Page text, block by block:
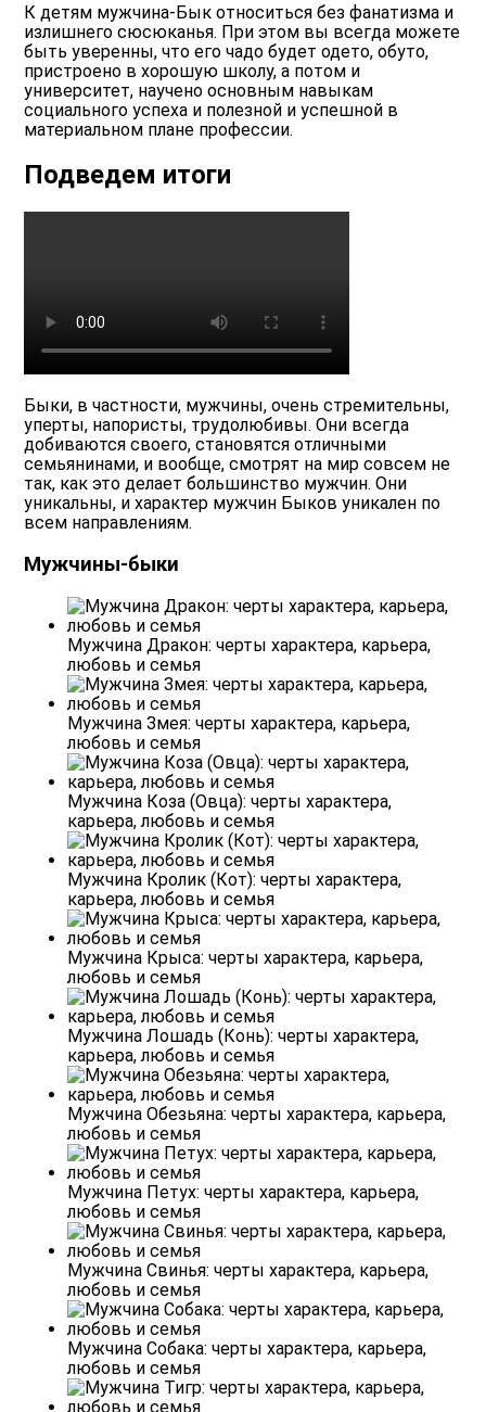
К детям мужчина-Бык относиться без фанатизма и
излишнего сюсюканья. При этом вы всегда можете
быть уверенны, что его чадо будет одето, обуто,
пристроено в хорошую школу, а потом и
университет, научено основным навыкам
социального успеха и полезной и успешной в
материальном плане профессии.
Подведем итоги
Быки, в частности, мужчины, очень стремительны,
уперты, напористы, трудолюбивы. Они всегда
добиваются своего, становятся отличными
семьянинами, и вообще, смотрят на мир совсем не
так, как это делает большинство мужчин. Они
уникальны, и характер мужчин Быков уникален по
всем направлениям.
Мужчины-быки
Мужчина Дракон: черты характера, карьера,
любовь и семья
Мужчина Змея: черты характера, карьера,
любовь и семья
Мужчина Коза (Овца): черты характера,
карьера, любовь и семья
Мужчина Кролик (Кот): черты характера,
карьера, любовь и семья
Мужчина Крыса: черты характера, карьера,
любовь и семья
Мужчина Лошадь (Конь): черты характера,
карьера, любовь и семья
Мужчина Обезьяна: черты характера, карьера,
любовь и семья
Мужчина Петух: черты характера, карьера,
любовь и семья
Мужчина Свинья: черты характера, карьера,
любовь и семья
Мужчина Собака: черты характера, карьера,
любовь и семья